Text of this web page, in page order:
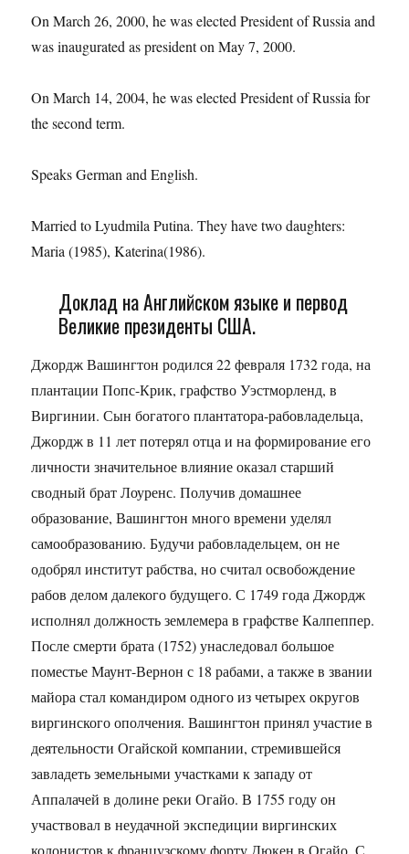
On March 26, 2000, he was elected President of Russia and
was inaugurated as president on May 7, 2000.
On March 14, 2004, he was elected President of Russia for
the second term.
Speaks German and English.
Married to Lyudmila Putina. They have two daughters:
Maria (1985), Katerina(1986).
Доклад на Английском языке и первод
Великие президенты США.
Джордж Вашингтон родился 22 февраля 1732 года, на
плантации Попс-Крик, графство Уэстморленд, в
Виргинии. Сын богатого плантатора-рабовладельца,
Джордж в 11 лет потерял отца и на формирование его
личности значительное влияние оказал старший
сводный брат Лоуренс. Получив домашнее
образование, Вашингтон много времени уделял
самообразованию. Будучи рабовладельцем, он не
одобрял институт рабства, но считал освобождение
рабов делом далекого будущего. С 1749 года Джордж
исполнял должность землемера в графстве Калпеппер.
После смерти брата (1752) унаследовал большое
поместье Маунт-Вернон с 18 рабами, а также в звании
майора стал командиром одного из четырех округов
виргинского ополчения. Вашингтон принял участие в
деятельности Огайской компании, стремившейся
завладеть земельными участками к западу от
Аппалачей в долине реки Огайо. В 1755 году он
участвовал в неудачной экспедиции виргинских
колонистов к французскому форту Дюкен в Огайо. С